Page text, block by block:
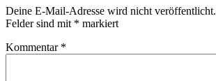
Deine E-Mail-Adresse wird nicht veröffentlicht.
Felder sind mit * markiert
Kommentar *